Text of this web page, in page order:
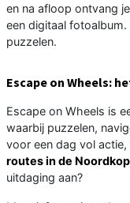
en na afloop ontvang
een digitaal
puzzelen.
Escape on Wheels:
Escape on Wheels is
waarbij puzzelen,
voor een dag vol
routes in de Noordkop
uitdaging aan?